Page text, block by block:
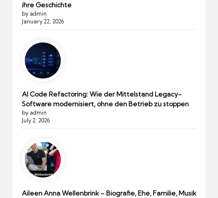
ihre Geschichte
by admin
January 22, 2026
AI Code Refactoring: Wie der Mittelstand Legacy-
Software modernisiert, ohne den Betrieb zu stoppen
by admin
July 2, 2026
Aileen Anna Wellenbrink – Biografie, Ehe, Familie, Musik